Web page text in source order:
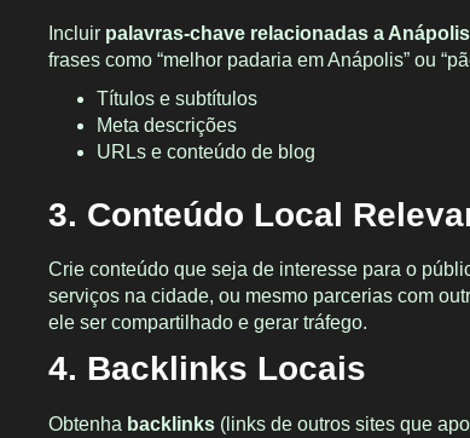
Incluir palavras-chave relacionadas a Anápolis
frases como “melhor padaria em Anápolis” ou
Títulos e subtítulos
Meta descrições
URLs e conteúdo de blog
3. Conteúdo Local
Crie conteúdo que seja de interesse para o
serviços na cidade, ou mesmo parcerias com
ele ser compartilhado e gerar tráfego.
4. Backlinks Locais
Obtenha backlinks (links de outros sites que